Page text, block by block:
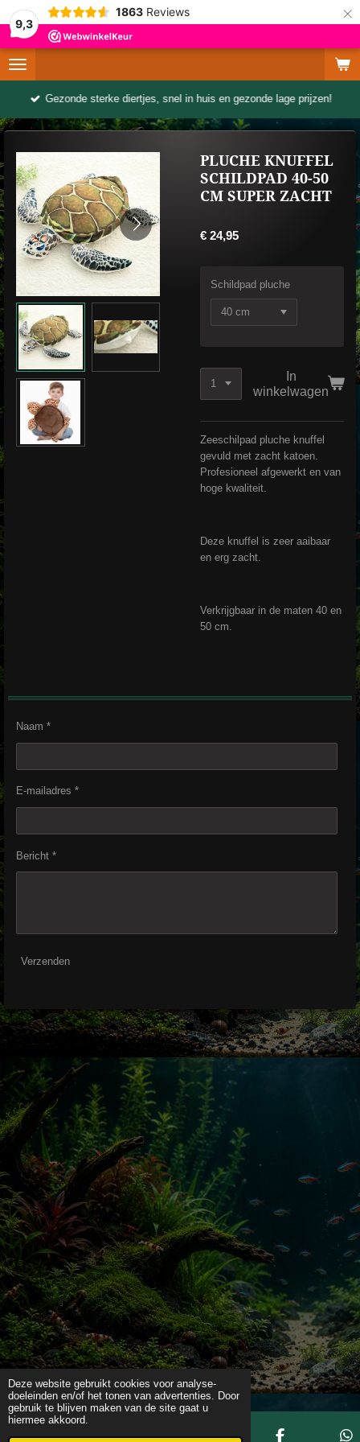
Deze website gebruikt cookies voor analyse-
doeleinden en/of het tonen van advertenties. Door
gebruik te blijven maken van de site gaat u
hiermee akkoord.
9,3
1863 Reviews ×
Gezonde sterke diertjes, snel in huis en gezonde lage prijzen!
PLUCHE KNUFFEL
SCHILDPAD 40-50
CM SUPER ZACHT
€ 24,95
Schildpad pluche
In
winkelwagen
Zeeschilpad pluche knuffel
gevuld met zacht katoen.
Profesioneel afgewerkt en van
hoge kwaliteit.
Deze knuffel is zeer aaibaar
en erg zacht.
Verkrijgbaar in de maten 40 en
50 cm.
Naam *
E-mailadres *
Bericht *
Verzenden